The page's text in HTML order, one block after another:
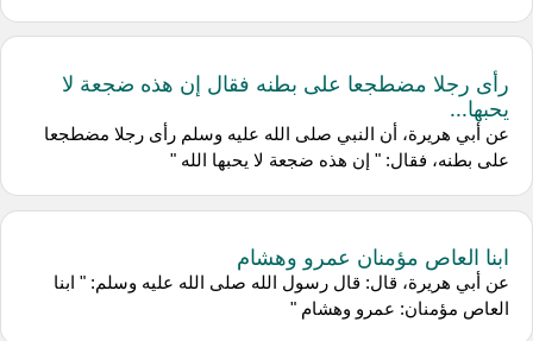
رأى رجلا مضطجعا على بطنه فقال إن هذه ضجعة لا
يحبها...
عن أبي هريرة، أن النبي صلى الله عليه وسلم رأى رجلا مضطجعا
على بطنه، فقال: " إن هذه ضجعة لا يحبها الله "
ابنا العاص مؤمنان عمرو وهشام
عن أبي هريرة، قال: قال رسول الله صلى الله عليه وسلم: " ابنا
العاص مؤمنان: عمرو وهشام "